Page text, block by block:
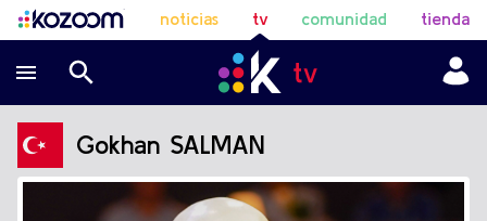
noticias tv comunidad tienda
Gokhan SALMAN